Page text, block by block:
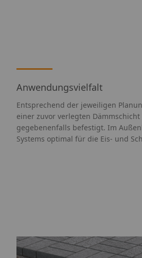
Anwendungsvielfalt
Entsprechend der jeweiligen
einer zuvor verlegten
gegebenenfalls befestigt. Im
Systems optimal für die Eis- und